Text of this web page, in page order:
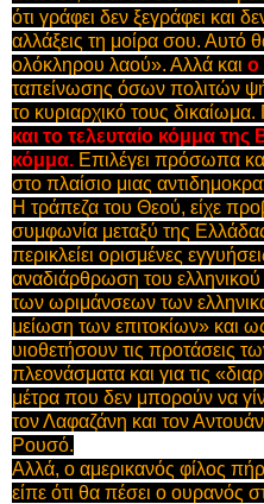
ότι γράφει δεν ξεγράφει και
αλλάξεις τη μοίρα σου. Αυτό
ολόκληρου λαού». Αλλά και ο
ταπείνωσης όσων πολιτών
το κυριαρχικό τους δικαίωμα.
και το τελευταίο κόμμα της
κόμμα. Επιλέγει πρόσωπα
στο πλαίσιο μιας
Η τράπεζα του Θεού, είχε
συμφωνία μεταξύ της
περικλείει ορισμένες
αναδιάρθρωση του
των ωριμάνσεων των
μείωση των επιτοκίων» και
υιοθετήσουν τις προτάσεις
πλεονάσματα και για τις
μέτρα που δεν μπορούν να
τον Λαφαζάνη και τον
Ρουσό.
Αλλά, ο αμερικανός φίλος
είπε ότι θα πέσει ο ουρανός